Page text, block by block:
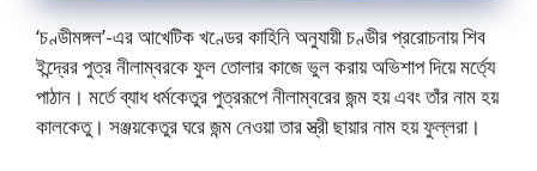
‘চণ্ডীমঙ্গল’-এর আখেটিক খণ্ডের কাহিনি অনুযায়ী চণ্ডীর প্ররােচনায় শিব
ইন্দ্রের পুত্র নীলাম্বরকে ফুল তােলার কাজে ভুল করায় অভিশাপ দিয়ে মর্ত্যে
পাঠান। মর্তে ব্যাধ ধর্মকেতুর পুত্ররূপে নীলাম্বরের জন্ম হয় এবং তাঁর নাম হয়
কালকেতু। সঞ্জয়কেতুর ঘরে জন্ম নেওয়া তার স্ত্রী ছায়ার নাম হয় ফুল্লরা।